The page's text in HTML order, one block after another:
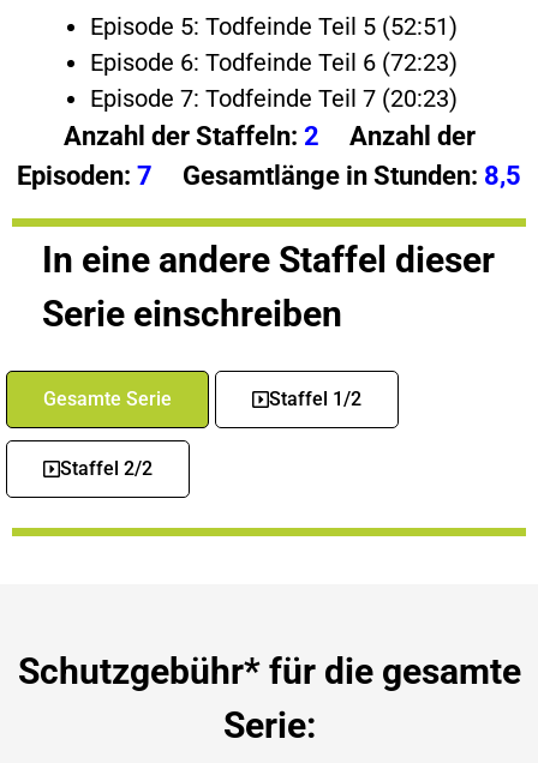
Episode 5: Todfeinde Teil 5 (52:51)
Episode 6: Todfeinde Teil 6 (72:23)
Episode 7: Todfeinde Teil 7 (20:23)
Anzahl der Staffeln: 2 Anzahl der
Episoden: 7 Gesamtlänge in Stunden: 8,5
In eine andere Staffel dieser
Serie einschreiben
Gesamte Serie Staffel 1/2
Staffel 2/2
Schutzgebühr* für die gesamte
Serie: